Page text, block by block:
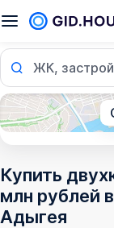
ЖК,
Купить
млн рублей
Адыгея